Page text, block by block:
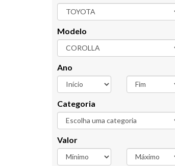
Modelo
Ano
Categoria
Valor